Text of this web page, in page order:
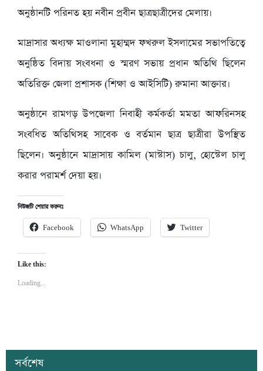
অনুষ্ঠানটি পরিনত হয় নবীন প্রবীন ছাত্রছাত্রীদের মেলায়।
মাদ্রাসার অধ্যক্ষ মাওলানা মুহাম্মদ ফখরুল ইসলামের সভাপতিত্বে
অনুষ্ঠিত বিদায় সংবধনা ও স্মরণ সভায় প্রধান অতিথি ছিলেন
অতিরিক্ত জেলা প্রশাসক (শিক্ষা ও আইসিটি) রুমানা আক্তার।
অনুষ্ঠানে রামগড় উপজেলা নিবাহী কর্মকর্তা মমতা আফরিনসহ
সংবধিত অতিথিসহ সাবেক ও বর্তমান ছাত্র ছাত্রীরা উপস্থিত
ছিলেন। অনুষ্ঠানে মাদ্রাসায় কামিল (মাস্টাস) চালু, হোস্টেল চালু
করার পরামর্শ দেয়া হয়।
নিউজটি শেয়ার করুনঃ
Facebook WhatsApp Twitter
Like this:
Loading...
সর্বশেষ